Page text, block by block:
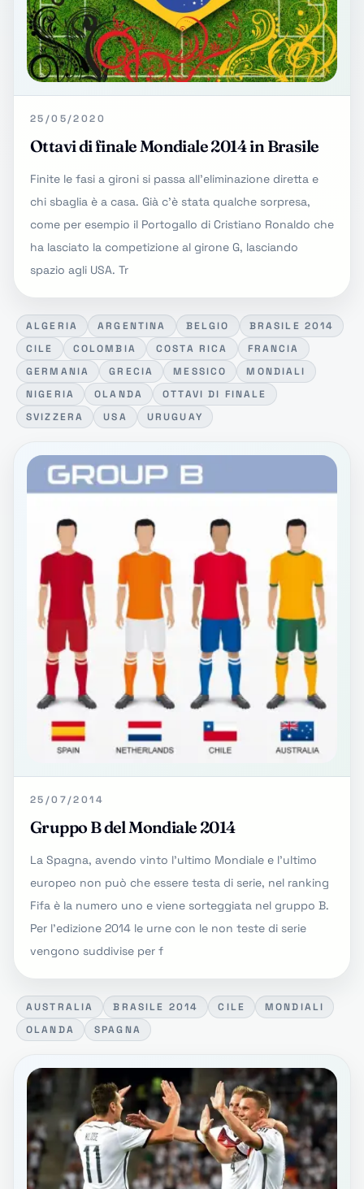
25/05/2020
Ottavi di finale Mondiale 2014 in Brasile
Finite le fasi a gironi si passa all'eliminazione diretta e
chi sbaglia è a casa. Già c'è stata qualche sorpresa,
come per esempio il Portogallo di Cristiano Ronaldo che
ha lasciato la competizione al girone G, lasciando
spazio agli USA. Tr
ALGERIA ARGENTINA BELGIO
BRASILE 2014
CILE
COLOMBIA COSTA RICA
FRANCIA
GERMANIA
GRECIA MESSICO
MONDIALI
NIGERIA
OLANDA
OTTAVI DI FINALE
SVIZZERA
USA URUGUAY
25/07/2014
Gruppo B del Mondiale 2014
La Spagna, avendo vinto l'ultimo Mondiale e l'ultimo
europeo non può che essere testa di serie, nel ranking
Fifa è la numero uno e viene sorteggiata nel gruppo B.
Per l'edizione 2014 le urne con le non teste di serie
vengono suddivise per f
AUSTRALIA BRASILE 2014 CILE
MONDIALI
OLANDA
SPAGNA